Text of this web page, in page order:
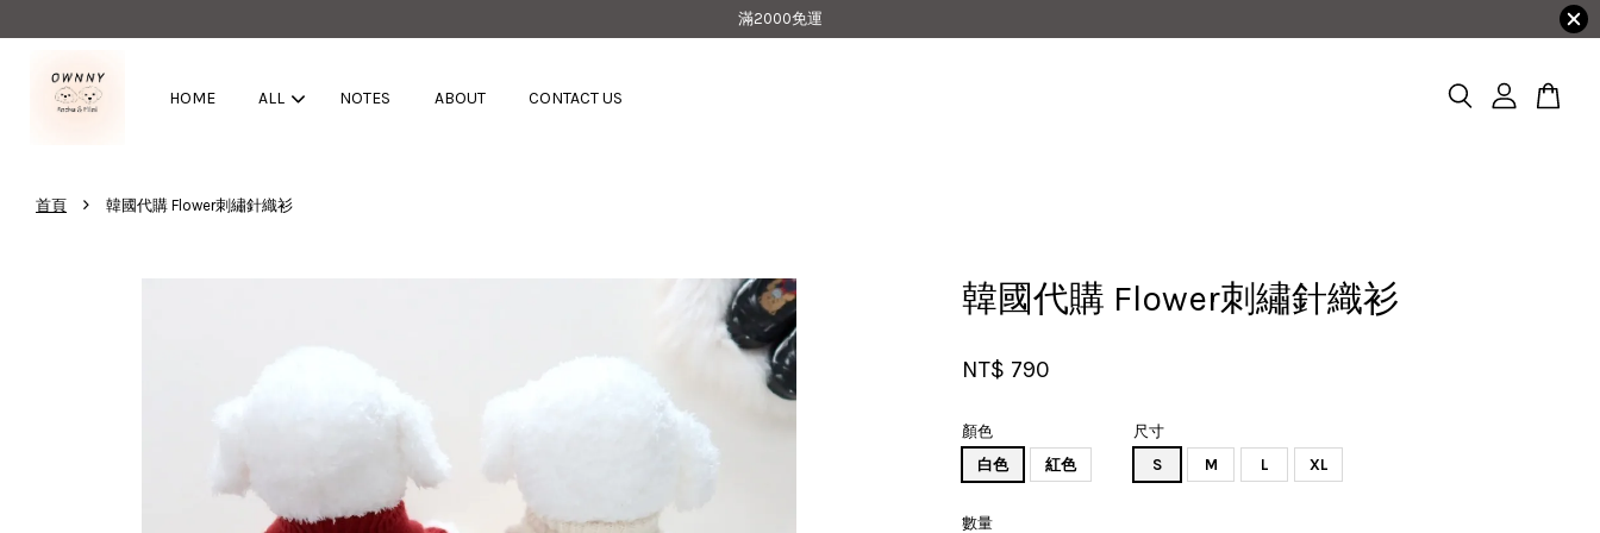
滿2000免運
HOME ALL NOTES ABOUT CONTACT US
首頁 › 韓國代購 Flower刺繡針織衫
韓國代購 Flower刺繡針織衫
NT$ 790
顏色
白色
紅色
尺寸
S
M L XL
數量
繼續購物